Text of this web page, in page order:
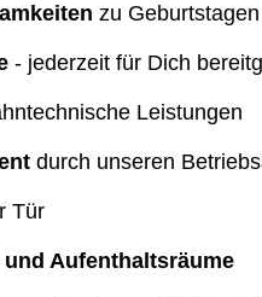
zu
- jederzeit für Dich
Leistungen
durch unseren
Tür
Aufenthaltsräume